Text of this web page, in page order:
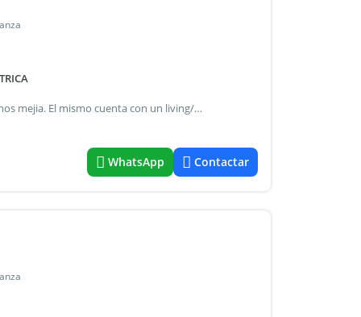
Departamento 2 ambientes en alquiler en el centro de ramos mejia. El mismo cuenta con un living/comedor, con sector de cocina separada, bajomesada, alacena, sector de baño completo con espacio para lavarropa y un dormitorio con placard. Condición para alquilar: estar bien en el veraz hay que presentar: garante con escritura familiar directa o 3 garantes con recibo de sueldo (1 familiar), con una antigüedad no menor a 1 años. O un seguro de causion
WhatsApp Contactar